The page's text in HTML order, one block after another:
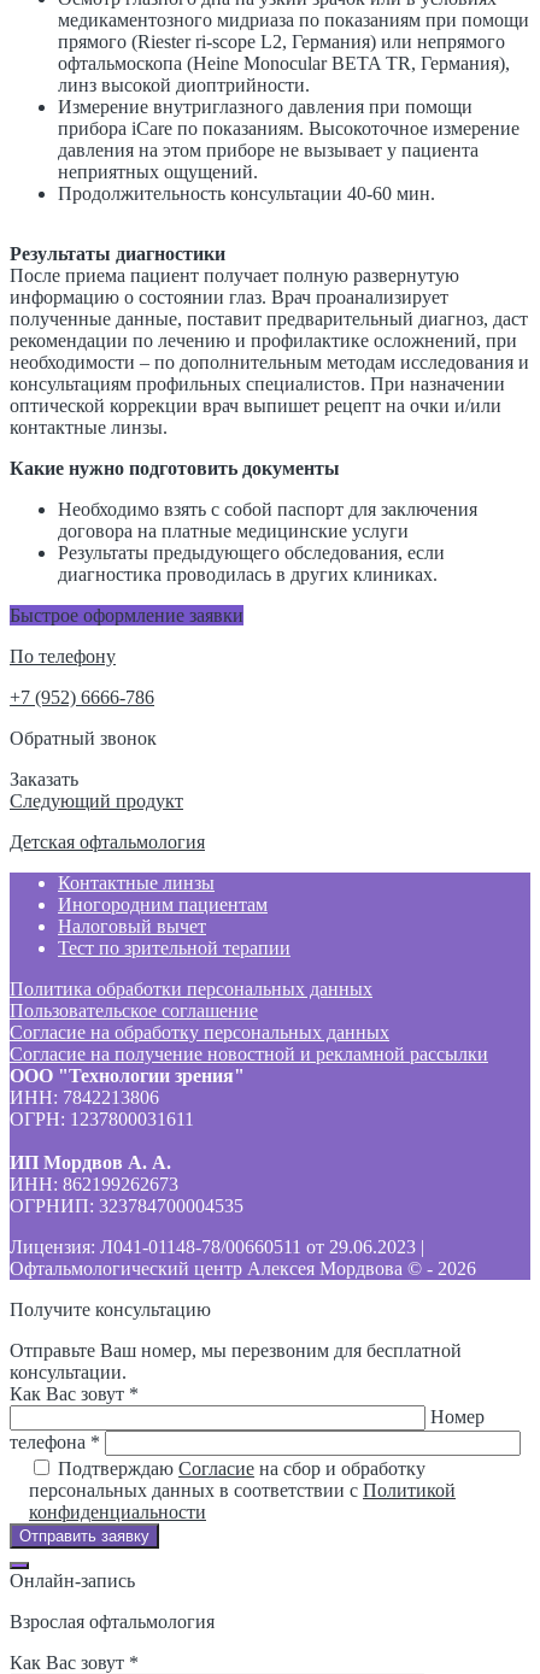
медикаментозного мидриаза по показаниям при помощи
прямого (Riester ri-scope L2, Германия) или непрямого
офтальмоскопа (Heine Monocular BETA TR, Германия),
линз высокой диоптрийности.
Измерение внутриглазного давления при помощи
прибора iCare по показаниям. Высокоточное измерение
давления на этом приборе не вызывает у пациента
неприятных ощущений.
Продолжительность консультации 40-60 мин.
Результаты диагностики
После приема пациент получает полную развернутую
информацию о состоянии глаз. Врач проанализирует
полученные данные, поставит предварительный диагноз, даст
рекомендации по лечению и профилактике осложнений, при
необходимости – по дополнительным методам исследования и
консультациям профильных специалистов. При назначении
оптической коррекции врач выпишет рецепт на очки и/или
контактные линзы.
Какие нужно подготовить документы
Необходимо взять с собой паспорт для заключения
договора на платные медицинские услуги
Результаты предыдующего обследования, если
диагностика проводилась в других клиниках.
Быстрое оформление заявки
По телефону
+7 (952) 6666-786
Обратный звонок
Заказать
Навигация
по
записям
Следующий продукт
Детская офтальмология
Контактные линзы
Иногородним пациентам
Налоговый вычет
Тест по зрительной терапии
Политика обработки персональных данных
Пользовательское соглашение
Согласие на обработку персональных данных
Согласие на получение новостной и рекламной рассылки
ООО "Технологии зрения"
ИНН: 7842213806
ОГРН: 1237800031611
ИП Мордвов А. А.
ИНН: 862199262673
ОГРНИП: 323784700004535
Лицензия: Л041-01148-78/00660511 от 29.06.2023 |
Офтальмологический центр Алексея Мордвова © - 2026
Получите консультацию
Отправьте Ваш номер, мы перезвоним для бесплатной
консультации.
Как Вас зовут *
Номер
телефона *
Подтверждаю Согласие на сбор и обработку
персональных данных в соответствии с Политикой
конфиденциальности
Отправить заявку
Онлайн-запись
Взрослая офтальмология
Как Вас зовут *